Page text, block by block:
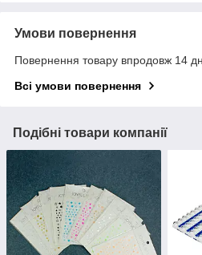
Умови повернення
Повернення товару впродовж 14
Всі умови повернення
Подібні товари компанії